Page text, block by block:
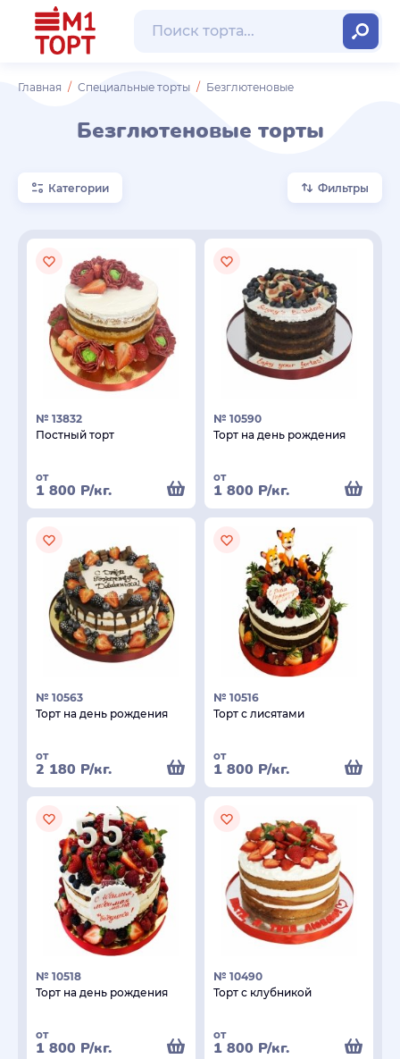
Главная Специальные торты Безглютеновые
Безглютеновые торты
Категории Фильтры
№ 13832
Постный торт
от
1 800 Р/кг.
№ 10590
Торт на день рождения
от
1 800 Р/кг.
№ 10563
Торт на день рождения
от
2 180 Р/кг.
№ 10516
Торт с лисятами
от
1 800 Р/кг.
№ 10518
Торт на день рождения
от
1 800 Р/кг.
№ 10490
Торт с клубникой
от
1 800 Р/кг.